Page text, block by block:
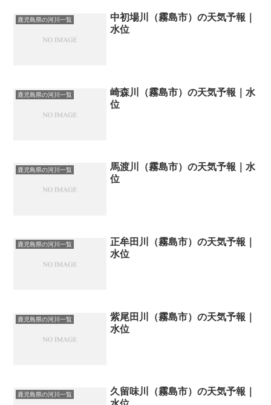
鹿児島県の河川一覧
中初場川（霧島市）の天気予報｜
水位
鹿児島県の河川一覧
崎森川（霧島市）の天気予報｜水
位
鹿児島県の河川一覧
馬渡川（霧島市）の天気予報｜水
位
鹿児島県の河川一覧
正牟田川（霧島市）の天気予報｜
水位
鹿児島県の河川一覧
紫尾田川（霧島市）の天気予報｜
水位
鹿児島県の河川一覧
久留味川（霧島市）の天気予報｜